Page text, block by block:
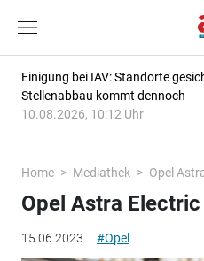
Einigung bei IAV: Standorte
Stellenabbau kommt dennoch
10.08.2026, 10:12 Uhr
Home Mediathek Opel
15.06.2023 #Opel
Opel Astra